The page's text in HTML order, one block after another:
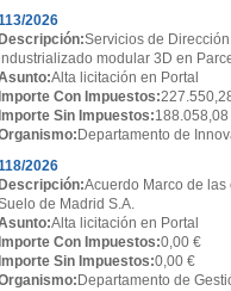
2026
Descripción:Servicios de
modular 3D en
Alta licitación en Portal
Importe Con Impuestos:
Importe Sin Impuestos:188.058,08
Departamento de
2026
Descripción:Acuerdo Marco de
de Madrid S.A.
Alta licitación en Portal
Importe Con Impuestos:0,00 €
Importe Sin Impuestos:0,00 €
Departamento de